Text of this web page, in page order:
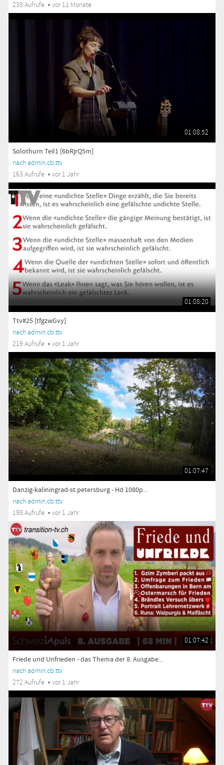
235 Aufrufe
vor 11 Monate
01:08:52
Solothurn Teil1 [6bRjrQ5m]
nach admin.cb.ttv
163 Aufrufe
vor 1 Jahr
01:08:20
Ttv#25 [tfgzwGvy]
nach admin.cb.ttv
219 Aufrufe
vor 1 Jahr
01:07:47
Danzig-kaliningrad-st.petersburg - Hd 1080p...
nach admin.cb.ttv
198 Aufrufe
vor 1 Jahr
01:07:42
Friede und Unfrieden - das Thema der 8. Ausgabe...
nach admin.cb.ttv
272 Aufrufe
vor 1 Jahr